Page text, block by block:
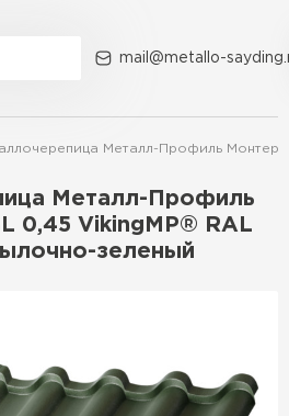
mail@metallo-
Металл-Профиль
Металл-Профиль
0,45 VikingMP® RAL
зеленый
Акции О компании Контакты